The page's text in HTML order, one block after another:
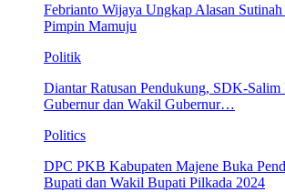
Febrianto Wijaya Ungkap Alasan
Pimpin Mamuju
Politik
Diantar Ratusan Pendukung, SDK-Salim
Gubernur dan Wakil Gubernur…
Politics
DPC PKB Kabupaten Majene Buka
Bupati dan Wakil Bupati Pilkada 2024